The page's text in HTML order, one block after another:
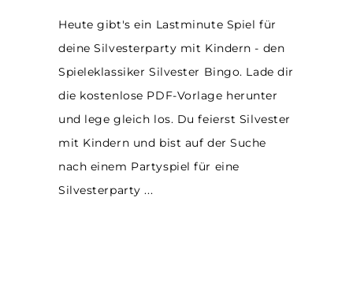
Heute gibt's ein Lastminute Spiel für
deine Silvesterparty mit Kindern - den
Spieleklassiker Silvester Bingo. Lade dir
die kostenlose PDF-Vorlage herunter
und lege gleich los. Du feierst Silvester
mit Kindern und bist auf der Suche
nach einem Partyspiel für eine
Silvesterparty